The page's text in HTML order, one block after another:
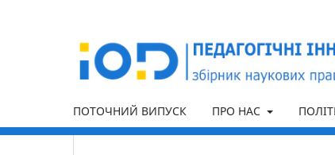
ПОТОЧНИЙ ВИПУСК ПРО НАС